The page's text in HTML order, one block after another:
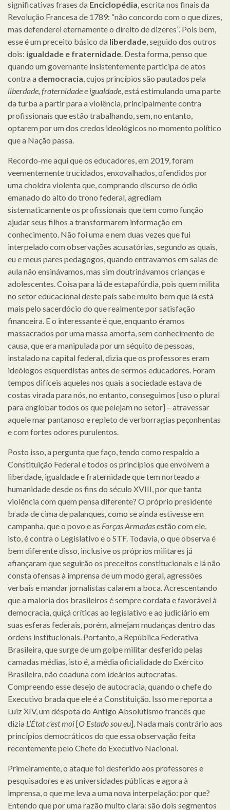
significativas frases da Enciclopédia , escrita nos finais da
Revolução Francesa de 1789: “não concordo com o que dizes,
mas defenderei eternamente o direito de dizeres”. Pois bem,
esse é um preceito básico da liberdade , seguido dos outros
dois: igualdade e fraternidade . Desta forma, penso que
quando um governante insistentemente participa de atos
contra a democracia , cujos princípios são pautados pela
liberdade, fraternidade e igualdade , está estimulando uma parte
da turba a partir para a violência, principalmente contra
profissionais que estão trabalhando, sem, no entanto,
optarem por um dos credos ideológicos no momento político
que a Nação passa.
Recordo-me aqui que os educadores, em 2019, foram
veementemente trucidados, enxovalhados, ofendidos por
uma choldra violenta que, comprando discurso de ódio
emanado do alto do trono federal, agrediam
sistematicamente os profissionais que tem como função
ajudar seus filhos a transformarem informação em
conhecimento. Não foi uma e nem duas vezes que fui
interpelado com observações acusatórias, segundo as quais,
eu e meus pares pedagogos, quando entravamos em salas de
aula não ensinávamos, mas sim doutrinávamos crianças e
adolescentes. Coisa para lá de estapafúrdia, pois quem milita
no setor educacional deste país sabe muito bem que lá está
mais pelo sacerdócio do que realmente por satisfação
financeira. E o interessante é que, enquanto éramos
massacrados por uma massa amorfa, sem conhecimento de
causa, que era manipulada por um séquito de pessoas,
instalado na capital federal, dizia que os professores eram
ideólogos esquerdistas antes de sermos educadores. Foram
tempos difíceis aqueles nos quais a sociedade estava de
costas virada para nós, no entanto, conseguimos [uso o plural
para englobar todos os que pelejam no setor] – atravessar
aquele mar pantanoso e repleto de verborragias peçonhentas
e com fortes odores purulentos.
Posto isso, a pergunta que faço, tendo como respaldo a
Constituição Federal e todos os princípios que envolvem a
liberdade, igualdade e fraternidade que tem norteado a
humanidade desde os fins do século XVIII, por que tanta
violência com quem pensa diferente? O próprio presidente
brada de cima de palanques, como se ainda estivesse em
campanha, que o povo e as Forças Armadasestão com ele,
isto, é contra o Legislativo e o STF. Todavia, o que observa é
bem diferente disso, inclusive os próprios militares já
afiançaram que seguirão os preceitos constitucionais e lá não
consta ofensas à imprensa de um modo geral, agressões
verbais e mandar jornalistas calarem a boca. Acrescentando
que a maioria dos brasileiros é sempre cordata e favorável à
democracia, quiçá críticas ao legislativo e ao judiciário em
suas esferas federais, porém, almejam mudanças dentro das
ordens institucionais. Portanto, a República Federativa
Brasileira, que surge de um golpe militar desferido pelas
camadas médias, isto é, a média oficialidade do Exército
Brasileira, não coaduna com ideários autocratas.
Compreendo esse desejo de autocracia, quando o chefe do
Executivo brada que ele é a Constituição. Isso me reporta a
Luiz XIV, um déspota do Antigo Absolutismo francês que
dizia L’État c’est moi[O Estado sou eu]. Nada mais contrário aos
princípios democráticos do que essa observação feita
recentemente pelo Chefe do Executivo Nacional.
Primeiramente, o ataque foi desferido aos professores e
pesquisadores e as universidades públicas e agora à
imprensa, o que me leva a uma nova interpelação: por que?
Entendo que por uma razão muito clara: são dois segmentos